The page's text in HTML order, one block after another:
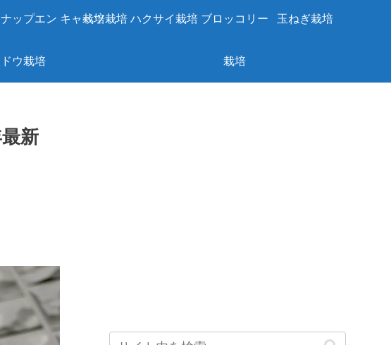
栽培
ップエン
ドウ栽培
キャベツ栽培 ハクサイ栽培 ブロッコリー
栽培
玉ねぎ栽培
新